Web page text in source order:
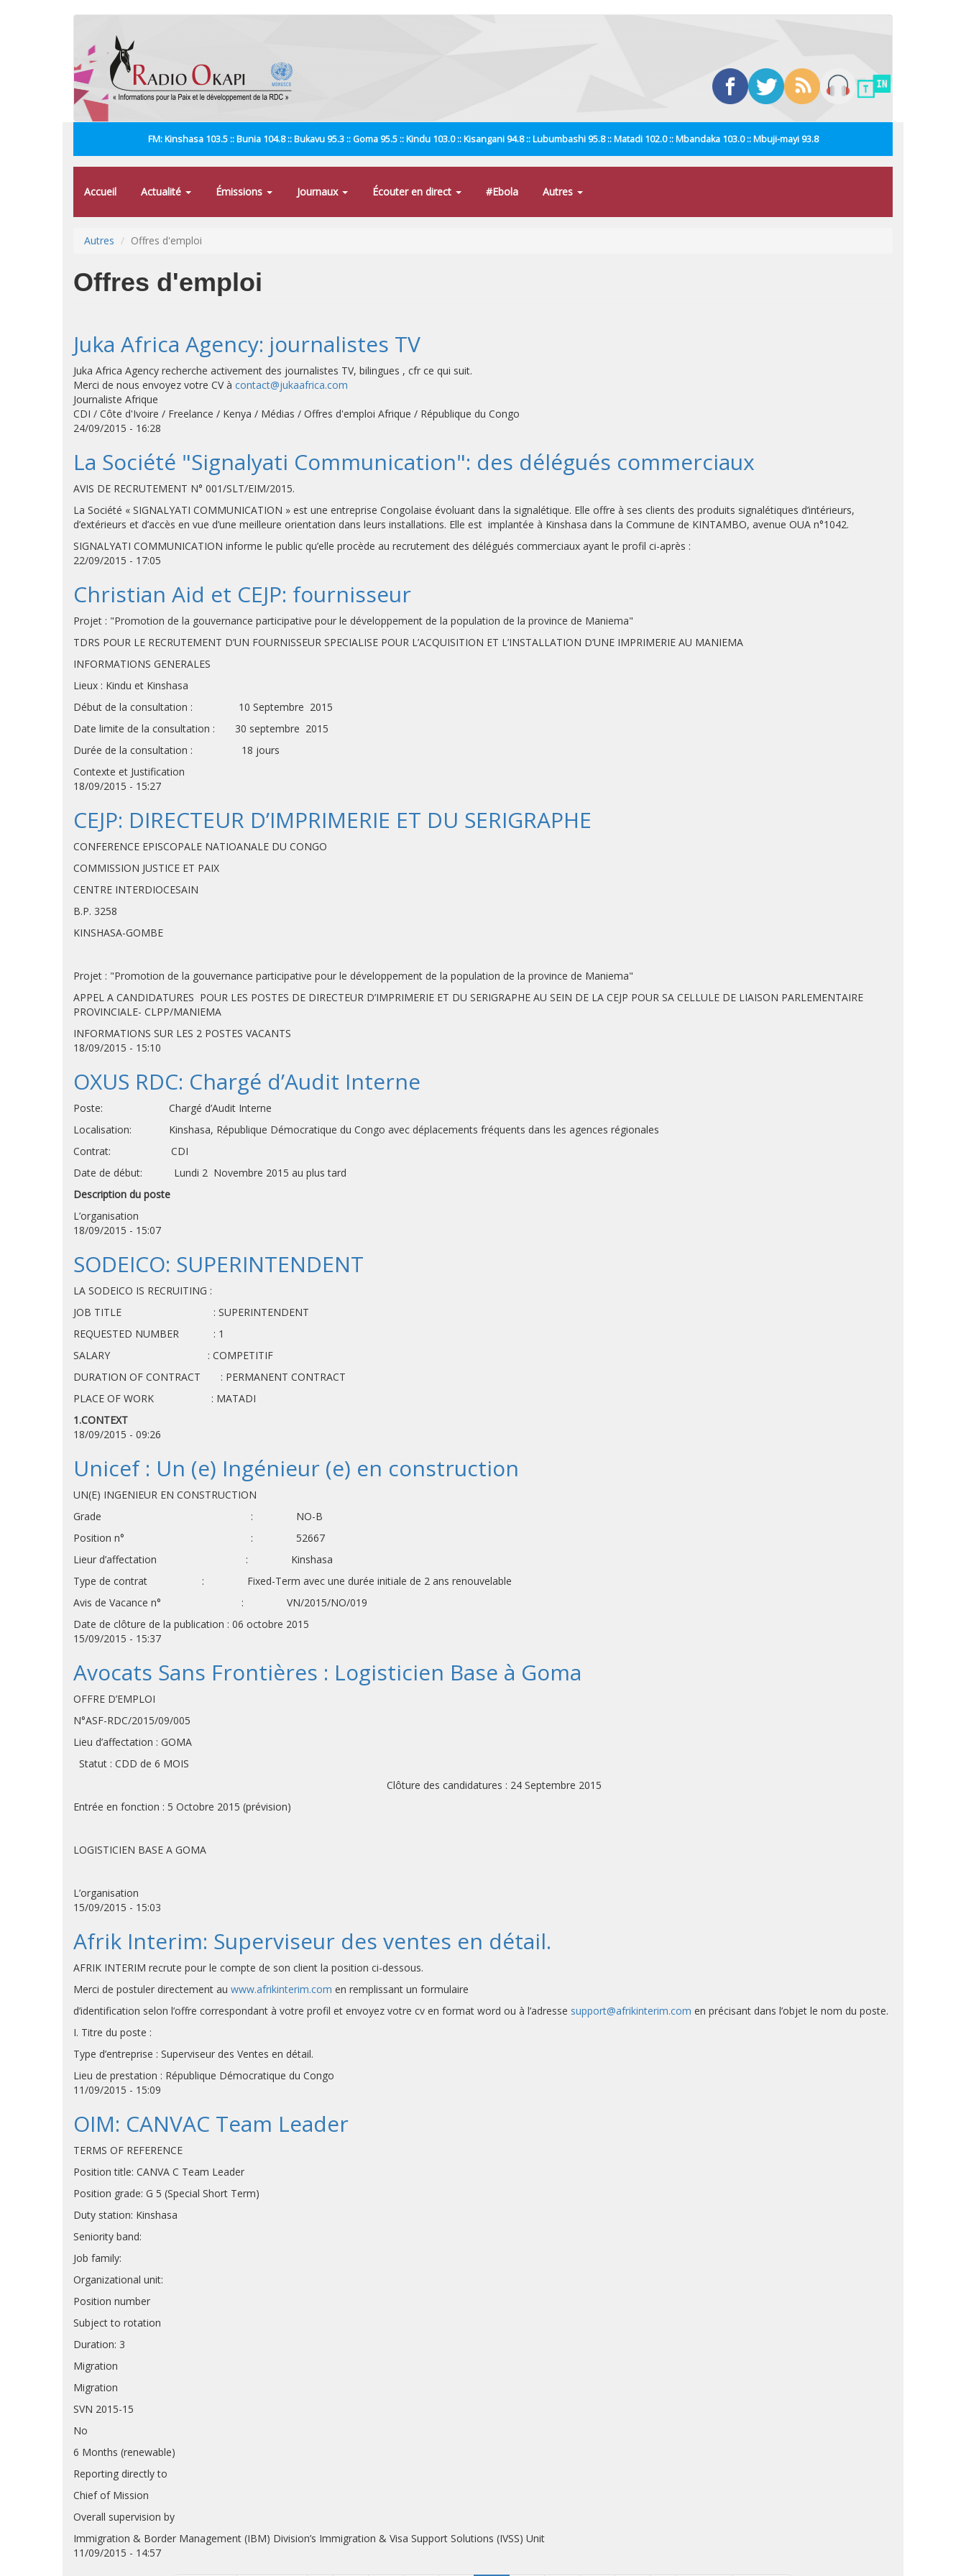
FM: Kinshasa 103.5 :: Bunia 104.8 :: Bukavu 95.3 :: Goma 95.5 :: Kindu 103.0 :: Kisangani 94.8 :: Lubumbashi 95.8 :: Matadi 102.0 :: Mbandaka 103.0 :: Mbuji-mayi 93.8
Accueil Actualité Émissions Journaux Écouter en direct #Ebola Autres
Autres Offres d'emploi
Offres d'emploi
Juka Africa Agency: journalistes TV
Juka Africa Agency recherche activement des journalistes TV, bilingues , cfr ce qui suit.
Merci de nous envoyez votre CV à contact@jukaafrica.com
Journaliste Afrique
CDI / Côte d'Ivoire / Freelance / Kenya / Médias / Offres d'emploi Afrique / République du Congo
24/09/2015 - 16:28
La Société "Signalyati Communication": des délégués commerciaux
AVIS DE RECRUTEMENT N° 001/SLT/EIM/2015.
La Société « SIGNALYATI COMMUNICATION » est une entreprise Congolaise évoluant dans la signalétique. Elle offre à ses clients des produits signalétiques d’intérieurs,
d’extérieurs et d’accès en vue d’une meilleure orientation dans leurs installations. Elle est implantée à Kinshasa dans la Commune de KINTAMBO, avenue OUA n°1042.
SIGNALYATI COMMUNICATION informe le public qu’elle procède au recrutement des délégués commerciaux ayant le profil ci-après :
22/09/2015 - 17:05
Christian Aid et CEJP: fournisseur
Projet : "Promotion de la gouvernance participative pour le développement de la population de la province de Maniema"
TDRS POUR LE RECRUTEMENT D’UN FOURNISSEUR SPECIALISE POUR L’ACQUISITION ET L’INSTALLATION D’UNE IMPRIMERIE AU MANIEMA
INFORMATIONS GENERALES
Lieux : Kindu et Kinshasa
Début de la consultation : 10 Septembre 2015
Date limite de la consultation : 30 septembre 2015
Durée de la consultation : 18 jours
Contexte et Justification
18/09/2015 - 15:27
CEJP: DIRECTEUR D’IMPRIMERIE ET DU SERIGRAPHE
CONFERENCE EPISCOPALE NATIOANALE DU CONGO
COMMISSION JUSTICE ET PAIX
CENTRE INTERDIOCESAIN
B.P. 3258
KINSHASA-GOMBE
Projet : "Promotion de la gouvernance participative pour le développement de la population de la province de Maniema"
APPEL A CANDIDATURES POUR LES POSTES DE DIRECTEUR D’IMPRIMERIE ET DU SERIGRAPHE AU SEIN DE LA CEJP POUR SA CELLULE DE LIAISON PARLEMENTAIRE
PROVINCIALE- CLPP/MANIEMA
INFORMATIONS SUR LES 2 POSTES VACANTS
18/09/2015 - 15:10
OXUS RDC: Chargé d’Audit Interne
Poste: Chargé d’Audit Interne
Localisation: Kinshasa, République Démocratique du Congo avec déplacements fréquents dans les agences régionales
Contrat: CDI
Date de début: Lundi 2 Novembre 2015 au plus tard
Description du poste
L’organisation
18/09/2015 - 15:07
SODEICO: SUPERINTENDENT
LA SODEICO IS RECRUITING :
JOB TITLE : SUPERINTENDENT
REQUESTED NUMBER : 1
SALARY : COMPETITIF
DURATION OF CONTRACT : PERMANENT CONTRACT
PLACE OF WORK : MATADI
1.CONTEXT
18/09/2015 - 09:26
Unicef : Un (e) Ingénieur (e) en construction
UN(E) INGENIEUR EN CONSTRUCTION
Grade : NO-B
Position n° : 52667
Lieur d’affectation : Kinshasa
Type de contrat : Fixed-Term avec une durée initiale de 2 ans renouvelable
Avis de Vacance n° : VN/2015/NO/019
Date de clôture de la publication : 06 octobre 2015
15/09/2015 - 15:37
Avocats Sans Frontières : Logisticien Base à Goma
OFFRE D’EMPLOI
N°ASF-RDC/2015/09/005
Lieu d’affectation : GOMA
Statut : CDD de 6 MOIS
Clôture des candidatures : 24 Septembre 2015
Entrée en fonction : 5 Octobre 2015 (prévision)
LOGISTICIEN BASE A GOMA
L’organisation
15/09/2015 - 15:03
Afrik Interim: Superviseur des ventes en détail.
AFRIK INTERIM recrute pour le compte de son client la position ci-dessous.
Merci de postuler directement au www.afrikinterim.com en remplissant un formulaire
d’identification selon l’offre correspondant à votre profil et envoyez votre cv en format word ou à l’adresse support@afrikinterim.com en précisant dans l’objet le nom du poste.
I. Titre du poste :
Type d’entreprise : Superviseur des Ventes en détail.
Lieu de prestation : République Démocratique du Congo
11/09/2015 - 15:09
OIM: CANVAC Team Leader
TERMS OF REFERENCE
Position title: CANVA C Team Leader
Position grade: G 5 (Special Short Term)
Duty station: Kinshasa
Seniority band:
Job family:
Organizational unit:
Position number
Subject to rotation
Duration: 3
Migration
Migration
SVN 2015-15
No
6 Months (renewable)
Reporting directly to
Chief of Mission
Overall supervision by
Immigration & Border Management (IBM) Division’s Immigration & Visa Support Solutions (IVSS) Unit
11/09/2015 - 14:57